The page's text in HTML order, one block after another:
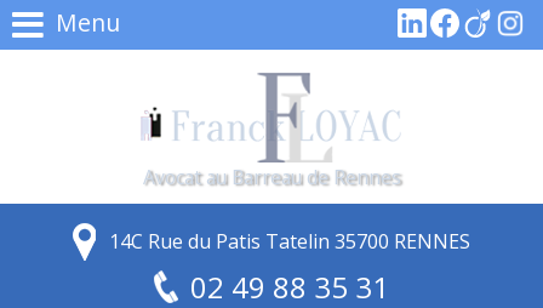
Menu
Avocat au Barreau de Rennes
14C Rue du Patis Tatelin 35700 RENNES
02 49 88 35 31